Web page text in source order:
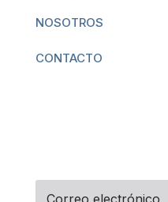
NOSOTROS
CONTACTO